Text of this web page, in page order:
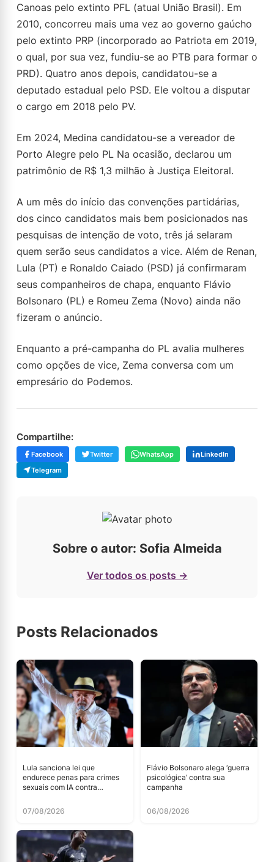
Canoas pelo extinto PFL (atual União Brasil). Em
2010, concorreu mais uma vez ao governo gaúcho
pelo extinto PRP (incorporado ao Patriota em 2019,
o qual, por sua vez, fundiu-se ao PTB para formar o
PRD). Quatro anos depois, candidatou-se a
deputado estadual pelo PSD. Ele voltou a disputar
o cargo em 2018 pelo PV.
Em 2024, Medina candidatou-se a vereador de
Porto Alegre pelo PL Na ocasião, declarou um
patrimônio de R$ 1,3 milhão à Justiça Eleitoral.
A um mês do início das convenções partidárias,
dos cinco candidatos mais bem posicionados nas
pesquisas de intenção de voto, três já selaram
quem serão seus candidatos a vice. Além de Renan,
Lula (PT) e Ronaldo Caiado (PSD) já confirmaram
seus companheiros de chapa, enquanto Flávio
Bolsonaro (PL) e Romeu Zema (Novo) ainda não
fizeram o anúncio.
Enquanto a pré-campanha do PL avalia mulheres
como opções de vice, Zema conversa com um
empresário do Podemos.
Compartilhe:
Facebook Twitter WhatsApp
LinkedIn
Telegram
Sobre o autor: Sofia Almeida
Ver todos os posts →
Posts Relacionados
Lula sanciona lei que
endurece penas para crimes
sexuais com IA contra
07/08/2026
Flávio Bolsonaro alega ‘guerra
psicológica’ contra sua
campanha
06/08/2026